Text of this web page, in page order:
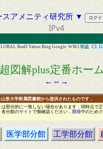
アメニティ研究所 ▼
IPv4
ReaD Yahoo Bing Google WIKI 学認 C1
図解plus定番ホー
← ⇔ →
形大学附属図書館から提供されたものです．
は部分的に一致しない場合があります ． 現時点で
各分館のサイト で御確認ください ． 開発中のため
医学部分館 工学部分館